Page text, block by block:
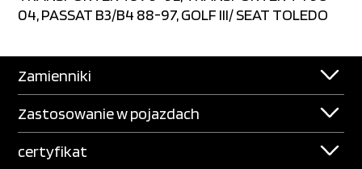
04, PASSAT B3/B4 88-97, GOLF III/ SEAT TOLEDO
Zamienniki
Zastosowanie w pojazdach
certyfikat